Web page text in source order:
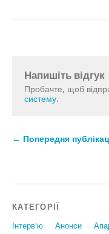
Напишіть відгук
Пробачте, щоб
систему.
← Попередня
КАТЕГОРІЇ
Інтерв'ю Анонси